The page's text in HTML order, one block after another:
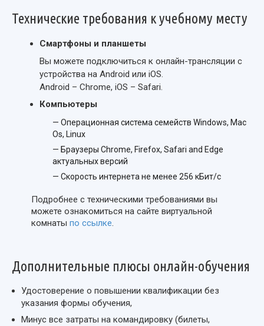
Технические требования к учебному месту
Смартфоны и планшеты
Вы можете подключиться к онлайн-трансляции с
устройства на Android или iOS.
Android – Chrome, iOS – Safari.
Компьютеры
— Операционная система семейств Windows, Mac
Os, Linux
— Браузеры Chrome, Firefox, Safari and Edge
актуальных версий
— Скорость интернета не менее 256 кБит/с
Подробнее с техническими требованиями вы
можете ознакомиться на сайте виртуальной
комнаты по ссылке.
Дополнительные плюсы онлайн-обучения
Удостоверение о повышении квалификации без
указания формы обучения,
Минус все затраты на командировку (билеты,